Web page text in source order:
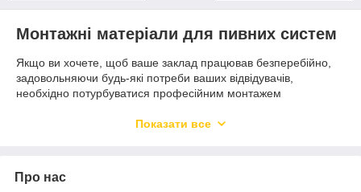
Монтажні матеріали для пивних систем
Якщо ви хочете, щоб ваше заклад працював безперебійно,
задовольняючи будь-які потреби ваших відвідувачів,
необхідно потурбуватися професійним монтажем
Якісне обладнання, необхідні матеріали, професійний
ви гарантуєте необхідний рівень сервісу при обслуговуванні
клієнтів.
Показати все
Про нас